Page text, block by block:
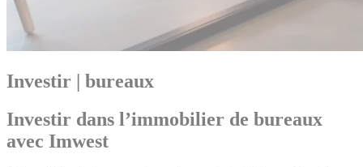
Investir | bureaux
Investir dans l’immobilier de bureaux
avec Imwest